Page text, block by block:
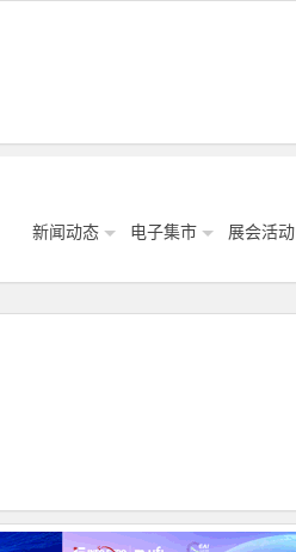
新闻动态 电子集市 展会活动